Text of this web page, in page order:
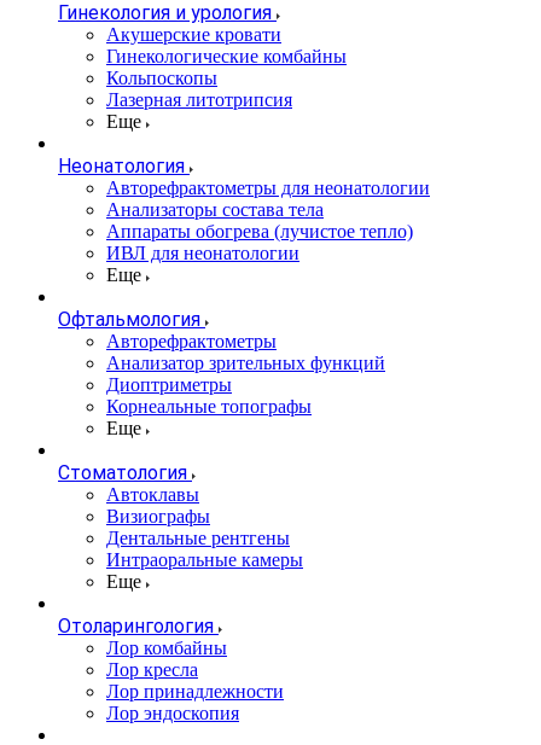
Гинекология и урология
Акушерские кровати
Гинекологические комбайны
Кольпоскопы
Лазерная литотрипсия
Еще
Неонатология
Авторефрактометры для неонатологии
Анализаторы состава тела
Аппараты обогрева (лучистое тепло)
ИВЛ для неонатологии
Еще
Офтальмология
Авторефрактометры
Анализатор зрительных функций
Диоптриметры
Корнеальные топографы
Еще
Стоматология
Автоклавы
Визиографы
Дентальные рентгены
Интраоральные камеры
Еще
Отоларингология
Лор комбайны
Лор кресла
Лор принадлежности
Лор эндоскопия